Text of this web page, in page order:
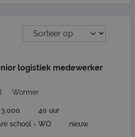
logistiek medewerker
Wormer
40 uur
school - WO
nieuw